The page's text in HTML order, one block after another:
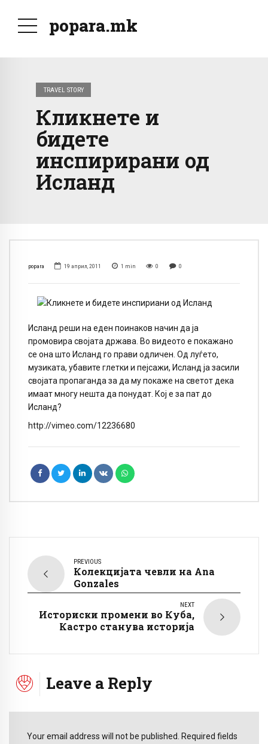
popara.mk
TRAVEL STORY
Кликнете и
бидете
инспирирани од
Исланд
popara 19 април, 2011 1 min 0 0
Исланд реши на еден поинаков начин да ја
промовира својата држава. Во видеото е покажано
се она што Исланд го прави одличен. Од луѓето,
музиката, убавите глетки и пејсажи, Исланд ја засили
својата пропаганда за да му покаже на светот дека
имаат многу нешта да понудат. Кој е за пат до
Исланд?
http://vimeo.com/12236680
PREVIOUS
Колекцијата чевли на Ana
Gonzales
NEXT
Историски промени во Куба,
Кастро станува историја
Leave a Reply
Your email address will not be published. Required fields